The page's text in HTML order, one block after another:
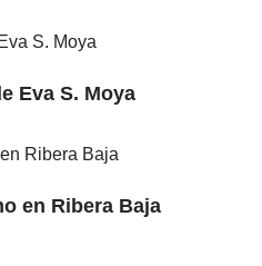
Eva S. Moya
en Ribera Baja